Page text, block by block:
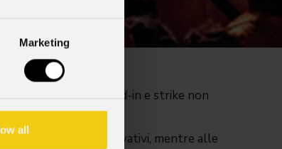
Marketing
all
e tempi di load-in e strike non
output e look innovativi, mentre alle